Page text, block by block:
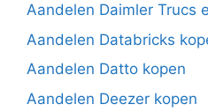
Aandelen Daimler Trucs
Aandelen Databricks
Aandelen Datto kopen
Aandelen Deezer kopen